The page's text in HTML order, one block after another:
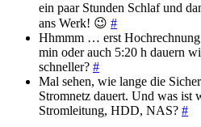
ein paar Stunden Schlaf und
ans Werk! 😉 #
Hhmmm … erst Hochrechnung
min oder auch 5:20 h dauern
schneller? #
Mal sehen, wie lange die
Stromnetz dauert. Und was ist
Stromleitung, HDD, NAS? #